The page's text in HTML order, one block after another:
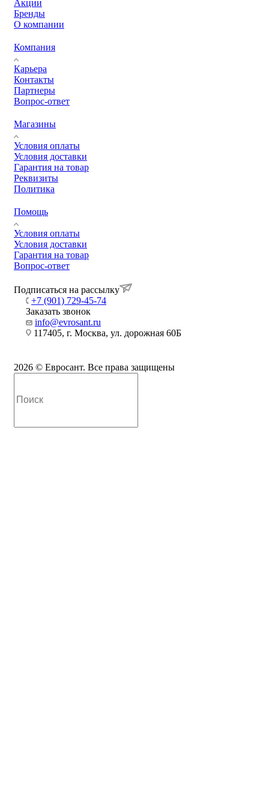
Акции
Бренды
О компании
Компания
Карьера
Контакты
Партнеры
Вопрос-ответ
Магазины
Условия оплаты
Условия доставки
Гарантия на товар
Реквизиты
Политика
Помощь
Условия оплаты
Условия доставки
Гарантия на товар
Вопрос-ответ
Подписаться на рассылку
+7 (901) 729-45-74
Заказать звонок
info@evrosant.ru
117405, г. Москва, ул. дорожная 60Б
2026 © Евросант. Все права защищены